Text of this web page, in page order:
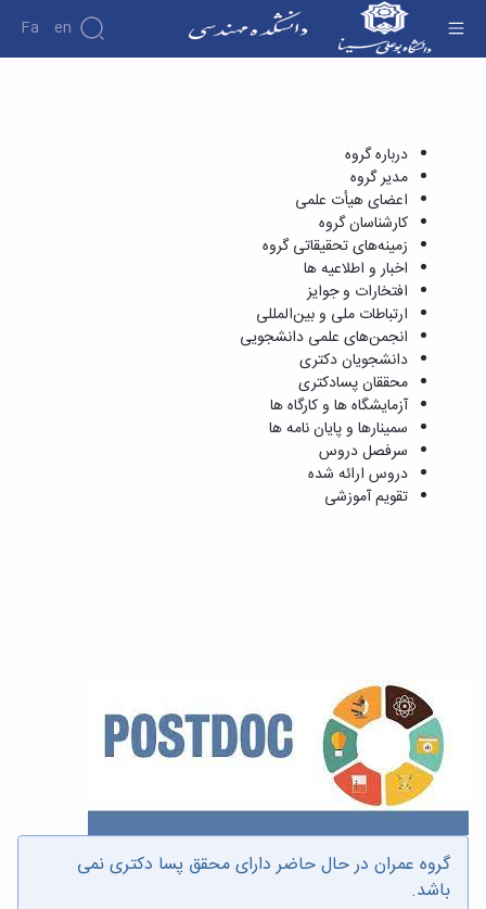
Fa En
دانشکده
تاریخچه
ریاست
دانشکده
آلبوم
عکس
اطلاعات
تماس
سازمان
دانشکده
معاونت
آموزشی
معاونت
پژوهشی
معاونت
تحصیلات
تکمیلی
نشریات
درباره گروه
مدیر گروه
اعضای هیأت علمی
کارشناسان گروه
زمینه‌های تحقیقاتی گروه
اخبار و اطلاعیه ها
افتخارات و جوایز
ارتباطات ملی و بین‌المللی
انجمن‌های علمی دانشجویی
دانشجویان دکتری
محققان پسادکتری
آزمایشگاه ها و کارگاه ها
سمینارها و پایان نامه ها
سرفصل دروس
دروس ارائه شده
تقویم آموزشی
گروه عمران در حال حاضر دارای محقق پسا دکتری نمی
باشد.